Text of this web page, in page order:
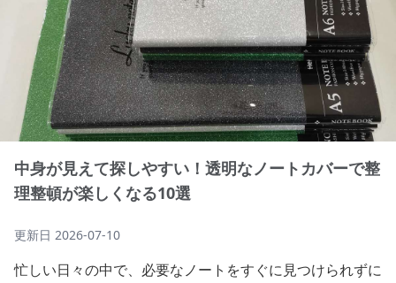
中身が見えて探しやすい！透明なノートカバーで整
理整頓が楽しくなる10選
更新日 2026-07-10
忙しい日々の中で、必要なノートをすぐに見つけられずに